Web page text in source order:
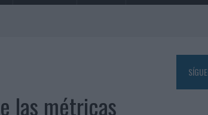
IBIZAlas métricas